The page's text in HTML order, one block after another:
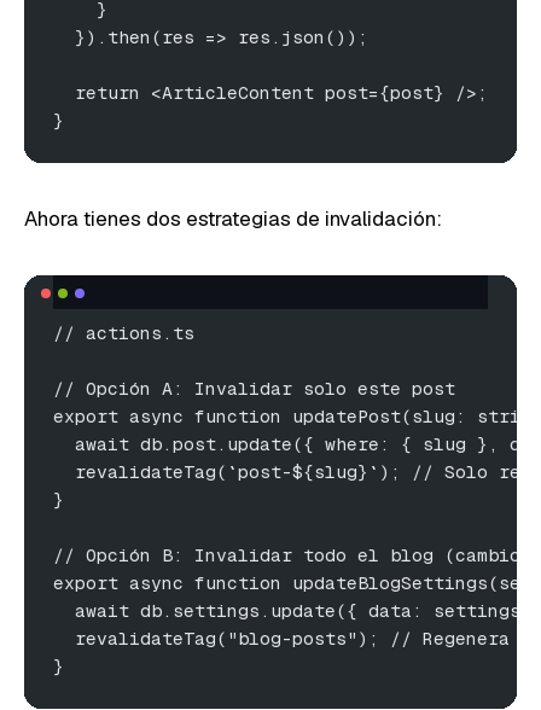
    }
  }).then(res => res.json());
  return <ArticleContent post={post} />;
}
Ahora tienes dos estrategias de invalidación:
// actions.ts
// Opción A: Invalidar solo este post
export async function updatePost(slug:
await db.post.update({ where: { slug },
revalidateTag(`post-${slug}`); // Solo
}
// Opción B: Invalidar todo el blog (cambio
export async function
await db.settings.update({ data: settings
revalidateTag("blog-posts"); // Regenera
}